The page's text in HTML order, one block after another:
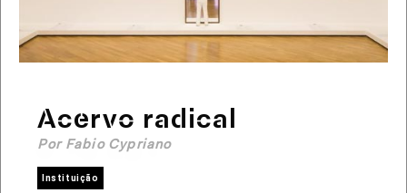
Acervo radical
Por Fabio Cypriano
Instituição